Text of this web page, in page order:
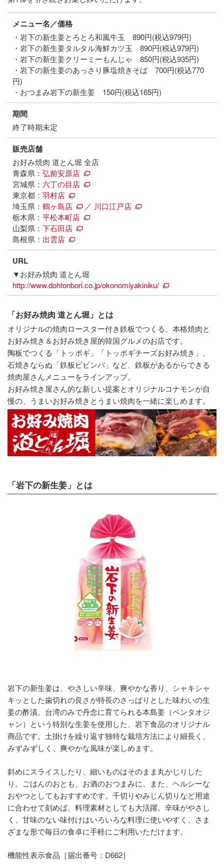
メニュー名／価格
・岩下の新生姜とろとろ和風牛玉 890円(税込979円)
・岩下の新生姜タルタル海鮮カツ玉 890円(税込979円)
・岩下の新生姜クリーミーもんじゃ 850円(税込935円)
・岩下の新生姜のあっさり豚塩焼きそば 700円(税込770
円)
・おつまみ岩下の新生姜 150円(税込165円)
期間
終了時期未定
販売店舗
お好み焼肉 道とん堀 全店
青森県： 弘前安原店
宮城県： 六丁の目店
東京都： 羽村店
埼玉県： 鶴ヶ島店 ／ 川口江戸店
栃木県： 平松本町店
山梨県： 下石田店
島根県： 出雲店
URL
▼お好み焼肉 道とん堀
http://www.dohtonbori.co.jp/okonomiyakiniku/
「お好み焼肉 道とん堀」とは
オリジナルの焼肉ロースター付き鉄板でつくる、本格焼肉と
お好み焼き＆お好み焼き屋的韓国グルメのお店です。
陶板でつくる「トッポギ」「トッポギチーズお好み焼き」、
石焼きならぬ「鉄板ビビンバ」など、鉄板があるからできる
焼肉屋さんメニューをラインアップ。
お好み焼き屋さん的な新しい提案とオリジナルコナモンが自
慢の、うまいお好み焼きとうまい焼肉を一緒に楽しめます。
「岩下の新生姜」とは
岩下の新生姜は、やさしい辛味、爽やかな香り、シャキシャ
キッとした歯切れの良さが特長のさっぱりとした味わいの生
姜の酢漬。台湾のみで丹念に育てられる本島姜（ペンタオジ
ャン）という特別な生姜を使用した、岩下食品のオリジナル
商品です。土掛けを繰り返す独特な栽培方法により細長く、
みずみずしく、爽やかな風味が楽しめます。
斜めにスライスしたり、細いものはそのまま丸かじりした
り。ごはんのおとも、お酒のおつまみに、また、ヘルシーな
おやつとしてもおすすめです。千切りやみじん切りなど用途
に合わせて刻めば、料理素材としても大活躍。辛味がやさし
く、甘味のない味付けはいろいろな料理に使いやすく、さま
ざまな形で毎日の食卓に手軽にご利用いただけます。
機能性表示食品［届出番号：D662］